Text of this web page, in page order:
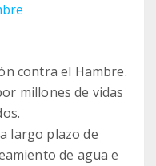
contra el Hambre.
millones de vidas
largo plazo de
de agua e